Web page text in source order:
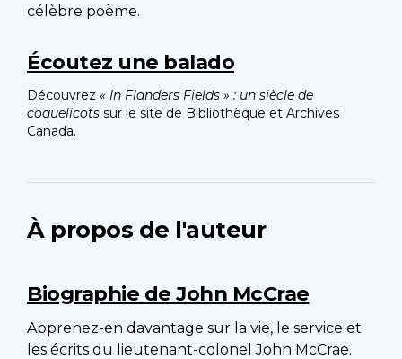
célèbre poème.
Écoutez une balado
Découvrez « In Flanders Fields » : un siècle de
coquelicots sur le site de Bibliothèque et Archives
Canada.
À propos de l'auteur
Biographie de John McCrae
Apprenez-en davantage sur la vie, le service et
les écrits du lieutenant-colonel John McCrae.